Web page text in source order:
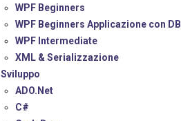
WPF Beginners
WPF Beginners Applicazione con DB
WPF Intermediate
XML & Serializzazione
Sviluppo
ADO.Net
C#